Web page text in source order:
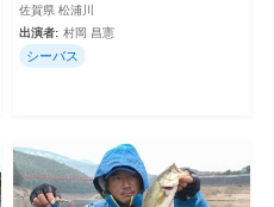
佐賀県 松浦川
出演者: 村岡 昌憲
シーバス